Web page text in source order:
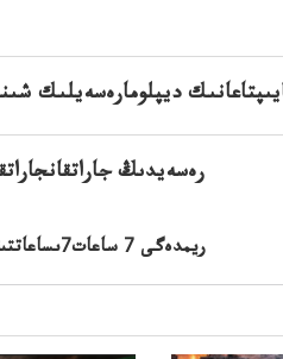
ريمدەگى 7 ساعات7ىساعاتتىقۋ: قىتاي كەزدەسۋ بەت بۇردقىتايرەسەيگەبەتبۇردىما؟
ديپلومارەسەيلىك
رەسەيدىڭ